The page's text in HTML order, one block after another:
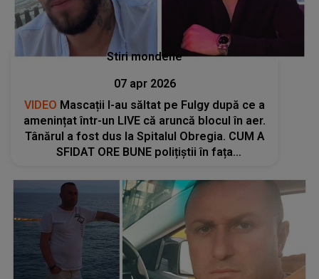
Stiri mondene
07 apr 2026
VIDEO Mascații l-au săltat pe Fulgy după ce a
amenințat într-un LIVE că aruncă blocul în aer.
Tânărul a fost dus la Spitalul Obregia. CUM A
SFIDAT ORE BUNE polițiștii în fața